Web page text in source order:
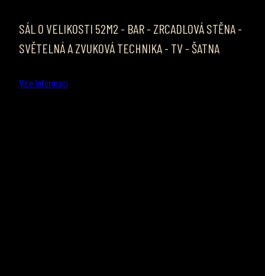
SÁL O VELIKOSTI 52M2 - BAR - ZRCADLOVÁ STĚNA -
SVĚTELNÁ A ZVUKOVÁ TECHNIKA - TV - ŠATNA
Více informací